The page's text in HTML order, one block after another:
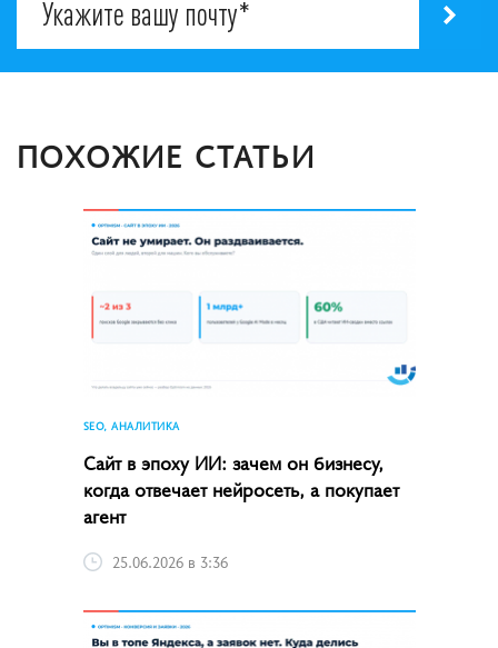
ПОХОЖИЕ СТАТЬИ
SEO, АНАЛИТИКА
Сайт в эпоху ИИ: зачем он бизнесу,
когда отвечает нейросеть, а покупает
агент
25.06.2026 в 3:36